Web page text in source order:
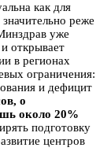
как для
реже
уже
открывает
в регионах
ограничения:
и дефицит
о
около 20%
подготовку
центров